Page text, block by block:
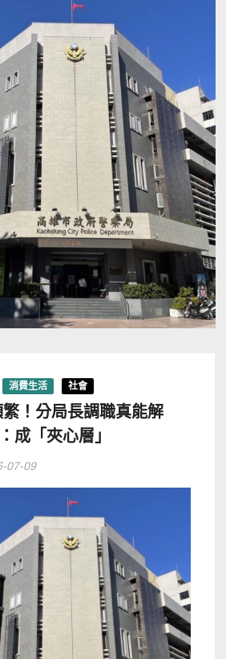
消費生活 社會
！分局長調職真能解
成「夾心層」
07-09